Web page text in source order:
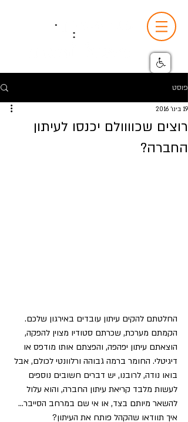
פוסט
רוצים שכוווולם יכנסו לעיתון
החברה?
19 בינו׳ 2016
החלטתם להקים עיתון עובדים באירגון שלכם.
הקמתם מערכת, שכרתם סטודיו מצוין להפקה,
הוצאתם עיתון יפהפה, והפצתם אותו מודפס או
דיגיטלי. החומר ברמה גבוהה ורלוונטי לכולם, אבל
בואו נודה, לרובנו, יש דברים חשובים נוספים
לעשות מלבד קריאת עיתון החברה, והוא עלול
להשאר מיותם בצד, או אי שם במרחב הסייבר...
איך תוודאו שהקהל פותח את העיתון?